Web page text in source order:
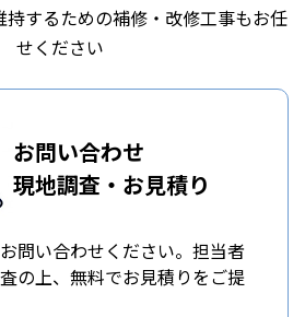
するための補修・改修工事もお任
せください
お問い合わせ
現地調査・お見積り
問い合わせください。担当者
の上、無料でお見積りをご提